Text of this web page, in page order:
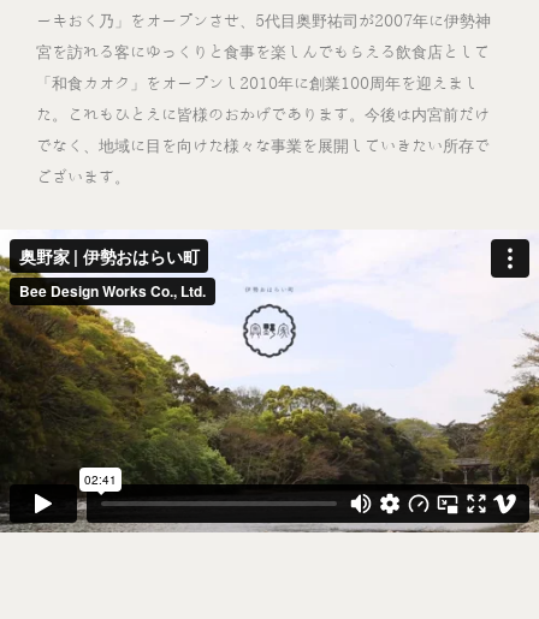
ーキおく乃」をオープンさせ、5代目奥野祐司が2007年に伊勢神
宮を訪れる客にゆっくりと食事を楽しんでもらえる飲食店として
「和食カオク」をオープンし2010年に創業100周年を迎えまし
た。これもひとえに皆様のおかげであります。今後は内宮前だけ
でなく、地域に目を向けた様々な事業を展開していきたい所存で
ございます。